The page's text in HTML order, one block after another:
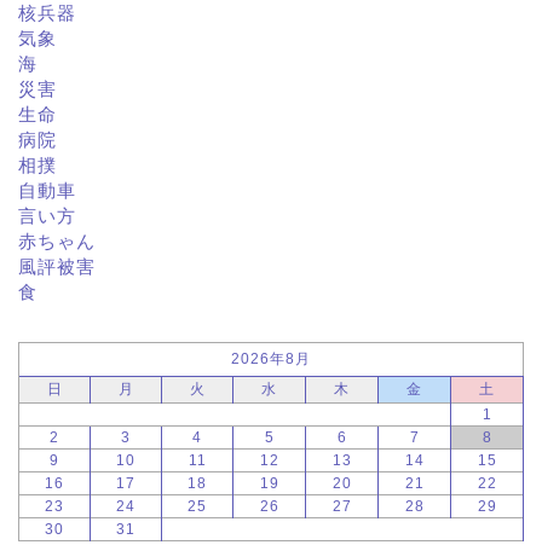
核兵器
気象
海
災害
生命
病院
相撲
自動車
言い方
赤ちゃん
風評被害
食
2026年8月
日
月 火 水 木 金
土
1
2
3 4 5 6 7
8
9
10 11 12 13 14
15
16
17 18 19 20 21
22
23
24 25 26 27 28
29
30
31